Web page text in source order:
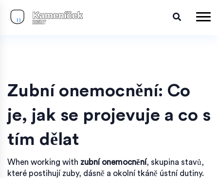
Zubní onemocnění: Co
je, jak se projevuje a co s
tím dělat
When working with zubní onemocnění, skupina stavů,
které postihují zuby, dásně a okolní tkáně ústní dutiny.